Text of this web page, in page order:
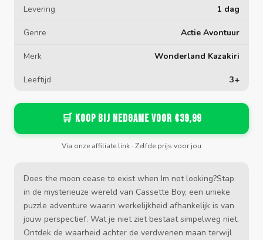
Levering 1 dag
Genre Actie Avontuur
Merk Wonderland Kazakiri
Leeftijd 3+
🛒 Koop bij Nedgame voor €39,99
Via onze affiliate link · Zelfde prijs voor jou
Does the moon cease to exist when Im not looking?Stap
in de mysterieuze wereld van Cassette Boy, een unieke
puzzle adventure waarin werkelijkheid afhankelijk is van
jouw perspectief. Wat je niet ziet bestaat simpelweg niet.
Ontdek de waarheid achter de verdwenen maan terwijl